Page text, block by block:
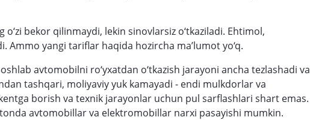
o‘zi bekor qilinmaydi, lekin sinovlarsiz o‘tkaziladi. Ehtimol,
Ammo yangi tariflar haqida hozircha ma’lumot yo‘q.
avtomobilni ro‘yxatdan o‘tkazish jarayoni ancha tezlashadi va
tashqari, moliyaviy yuk kamayadi - endi mulkdorlar va
borish va texnik jarayonlar uchun pul sarflashlari shart emas.
avtomobillar va elektromobillar narxi pasayishi mumkin.